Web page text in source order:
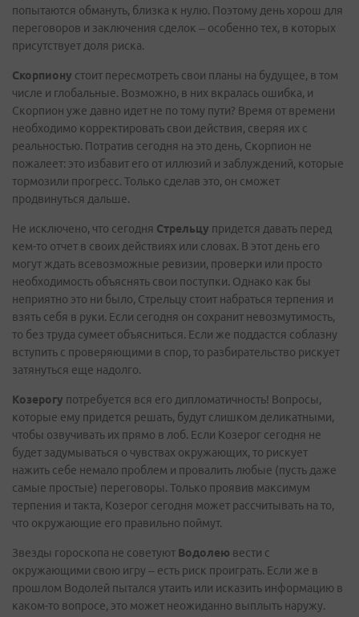
попытаются обмануть, близка к нулю. Поэтому день хорош для
переговоров и заключения сделок – особенно тех, в которых
присутствует доля риска.
Скорпиону стоит пересмотреть свои планы на будущее, в том
числе и глобальные. Возможно, в них вкралась ошибка, и
Скорпион уже давно идет не по тому пути? Время от времени
необходимо корректировать свои действия, сверяя их с
реальностью. Потратив сегодня на это день, Скорпион не
пожалеет: это избавит его от иллюзий и заблуждений, которые
тормозили прогресс. Только сделав это, он сможет
продвинуться дальше.
Не исключено, что сегодня Стрельцу придется давать перед
кем-то отчет в своих действиях или словах. В этот день его
могут ждать всевозможные ревизии, проверки или просто
необходимость объяснять свои поступки. Однако как бы
неприятно это ни было, Стрельцу стоит набраться терпения и
взять себя в руки. Если сегодня он сохранит невозмутимость,
то без труда сумеет объясниться. Если же поддастся соблазну
вступить с проверяющими в спор, то разбирательство рискует
затянуться еще надолго.
Козерогу потребуется вся его дипломатичность! Вопросы,
которые ему придется решать, будут слишком деликатными,
чтобы озвучивать их прямо в лоб. Если Козерог сегодня не
будет задумываться о чувствах окружающих, то рискует
нажить себе немало проблем и провалить любые (пусть даже
самые простые) переговоры. Только проявив максимум
терпения и такта, Козерог сегодня может рассчитывать на то,
что окружающие его правильно поймут.
Звезды гороскопа не советуют Водолею вести с
окружающими свою игру – есть риск проиграть. Если же в
прошлом Водолей пытался утаить или исказить информацию в
каком-то вопросе, это может неожиданно выплыть наружу.